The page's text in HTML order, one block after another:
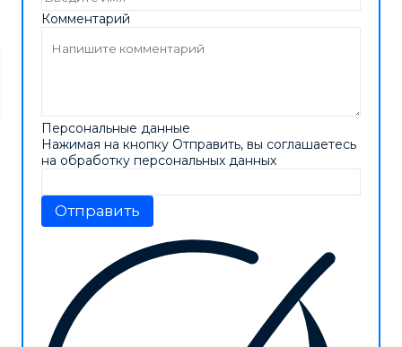
Комментарий
Персональные данные
Нажимая на кнопку Отправить, вы соглашаетесь
на обработку персональных данных
Отправить